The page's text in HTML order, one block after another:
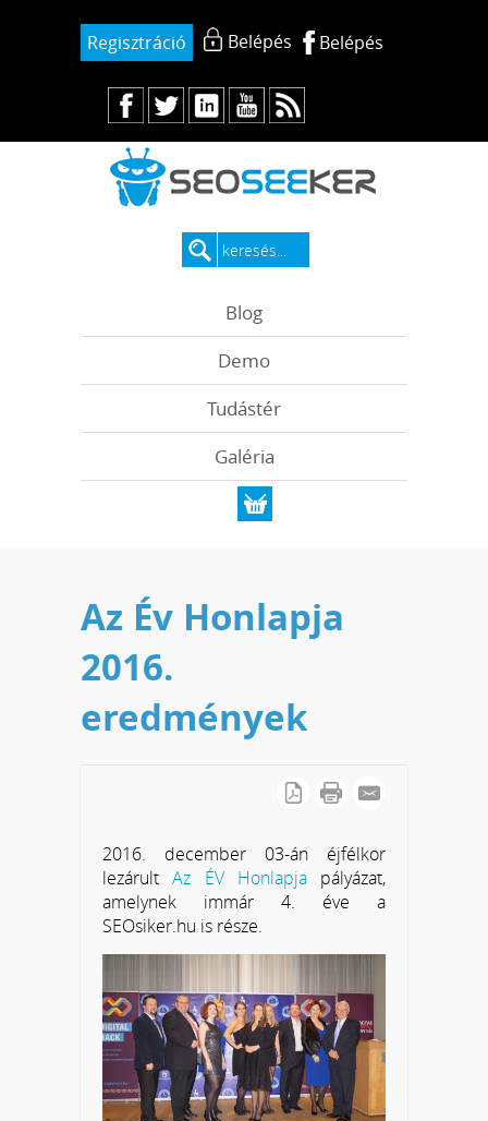
Regisztráció Belépés Belépés
Blog
Demo
Tudástér
Galéria
Az Év Honlapja
2016.
eredmények
2016. december 03-án éjfélkor
lezárultAz ÉV Honlapjapályázat,
amelynek immár 4. éve a
SEOsiker.hu is része.